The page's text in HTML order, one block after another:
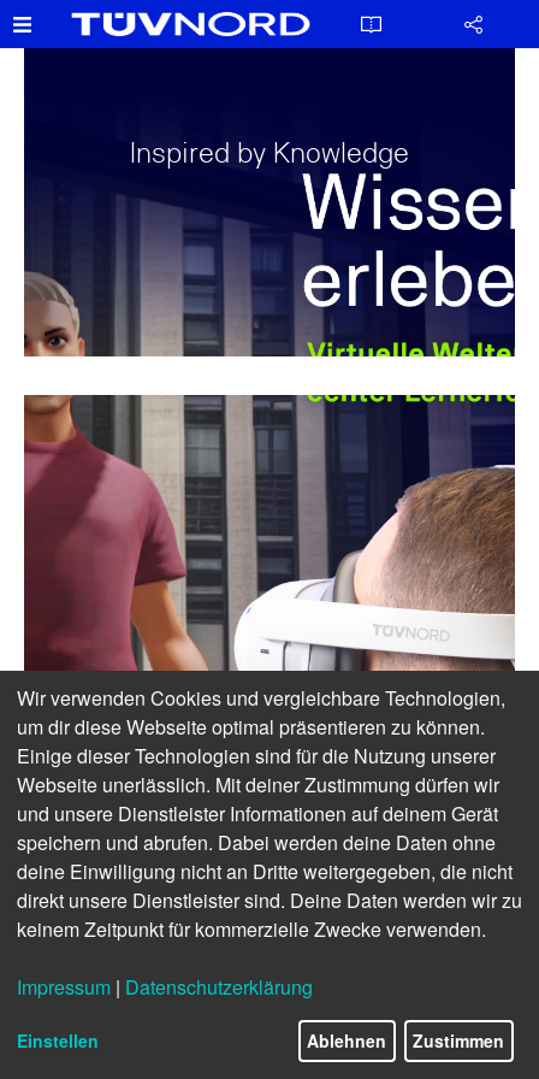
Inspired by Knowledge
Wir verwenden Cookies und vergleichbare Technologien,
um dir diese Webseite optimal präsentieren zu können.
Einige dieser Technologien sind für die Nutzung unserer
Webseite unerlässlich. Mit deiner Zustimmung dürfen wir
und unsere Dienstleister Informationen auf deinem Gerät
speichern und abrufen. Dabei werden deine Daten ohne
deine Einwilligung nicht an Dritte weitergegeben, die nicht
direkt unsere Dienstleister sind. Deine Daten werden wir zu
keinem Zeitpunkt für kommerzielle Zwecke verwenden.
Impressum | Datenschutzerklärung
Einstellen Ablehnen Zustimmen